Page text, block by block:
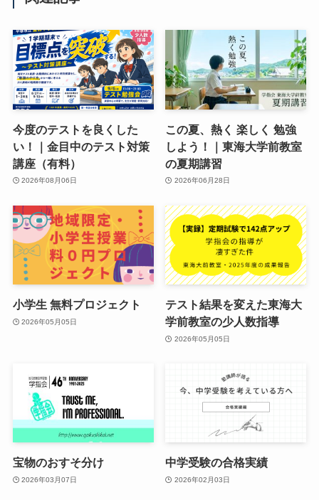
今度のテストを良くした
い！｜金目中のテスト対策
講座（有料）
2026年08月06日
この夏、熱く 楽しく 勉強
しよう！｜東海大学前教室
の夏期講習
2026年06月28日
小学生 無料プロジェクト
2026年05月05日
テスト結果を変えた東海大
学前教室の少人数指導
2026年05月05日
宝物のおすそ分け
2026年03月07日
中学受験の合格実績
2026年02月03日